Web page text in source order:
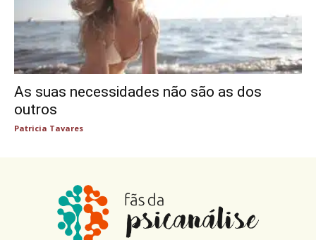
As suas necessidades não são as dos
outros
Patricia Tavares